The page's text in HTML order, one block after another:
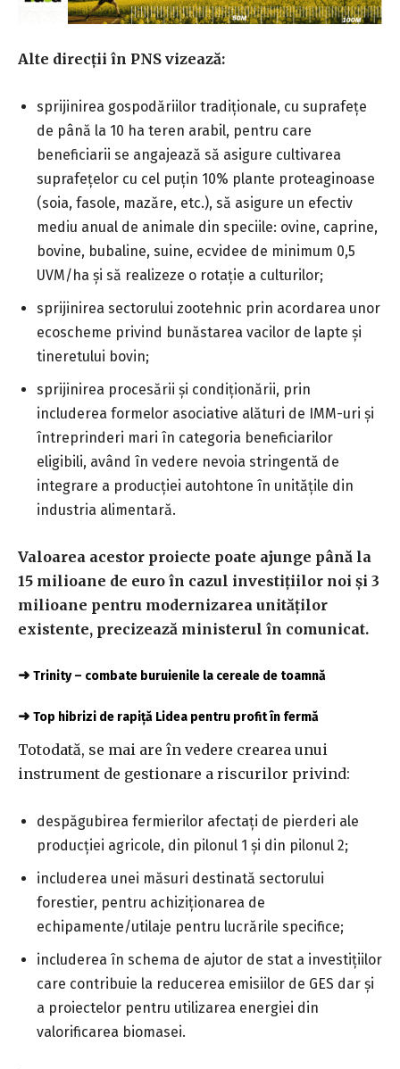
Alte direcţii în PNS vizează:
sprijinirea gospodăriilor tradiţionale, cu suprafeţe
de până la 10 ha teren arabil, pentru care
beneficiarii se angajează să asigure cultivarea
suprafeţelor cu cel puţin 10% plante proteaginoase
(soia, fasole, mazăre, etc.), să asigure un efectiv
mediu anual de animale din speciile: ovine, caprine,
bovine, bubaline, suine, ecvidee de minimum 0,5
UVM/ha şi să realizeze o rotaţie a culturilor;
sprijinirea sectorului zootehnic prin acordarea unor
ecoscheme privind bunăstarea vacilor de lapte şi
tineretului bovin;
sprijinirea procesării şi condiţionării, prin
includerea formelor asociative alături de IMM-uri şi
întreprinderi mari în categoria beneficiarilor
eligibili, având în vedere nevoia stringentă de
integrare a producţiei autohtone în unităţile din
industria alimentară.
Valoarea acestor proiecte poate ajunge până la
15 milioane de euro în cazul investiţiilor noi şi 3
milioane pentru modernizarea unităţilor
existente, precizează ministerul în comunicat.
➜ Trinity – combate buruienile la cereale de toamnă
➜ Top hibrizi de rapiță Lidea pentru profit în fermă
Totodată, se mai are în vedere crearea unui
instrument de gestionare a riscurilor privind:
despăgubirea fermierilor afectaţi de pierderi ale
producţiei agricole, din pilonul 1 şi din pilonul 2;
includerea unei măsuri destinată sectorului
forestier, pentru achiziţionarea de
echipamente/utilaje pentru lucrările specifice;
includerea în schema de ajutor de stat a investiţiilor
care contribuie la reducerea emisiilor de GES dar şi
a proiectelor pentru utilizarea energiei din
valorificarea biomasei.